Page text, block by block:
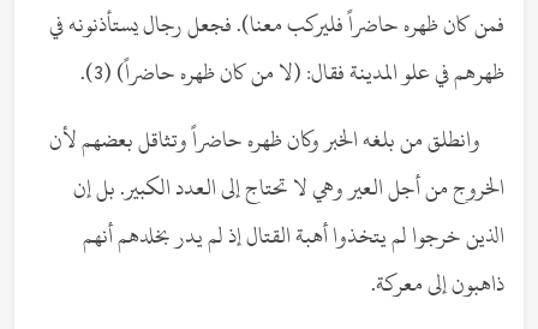
فمن كان ظهره حاضراً فليركب معنا). فجعل رجال يستأذنونه في
ظهرهم في علو المدينة فقال: (لا من كان ظهره حاضراً) (3).
وانطلق من بلغه الخبر وكان ظهره حاضراً وتثاقل بعضهم لأن
الخروج من أجل العير وهي لا تحتاج إلى العدد الكبير. بل إن
الذين خرجوا لم يتخذوا أهبة القتال إذ لم يدر بخلدهم أنهم
ذاهبون إلى معركة.